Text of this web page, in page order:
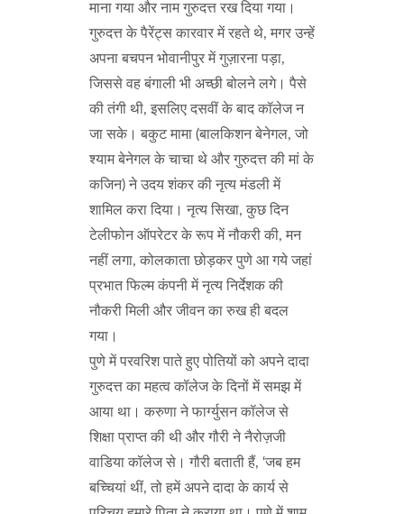
माना गया और नाम गुरुदत्त रख दिया गया।
गुरुदत्त के पैरेंट्स कारवार में रहते थे, मगर उन्हें
अपना बचपन भोवानीपुर में गुज़ारना पड़ा,
जिससे वह बंगाली भी अच्छी बोलने लगे। पैसे
की तंगी थी, इसलिए दसवीं के बाद कॉलेज न
जा सके। बकुट मामा (बालकिशन बेनेगल, जो
श्याम बेनेगल के चाचा थे और गुरुदत्त की मां के
कजिन) ने उदय शंकर की नृत्य मंडली में
शामिल करा दिया। नृत्य सिखा, कुछ दिन
टेलीफोन ऑपरेटर के रूप में नौकरी की, मन
नहीं लगा, कोलकाता छोड़कर पुणे आ गये जहां
प्रभात फिल्म कंपनी में नृत्य निर्देशक की
नौकरी मिली और जीवन का रुख ही बदल
गया।
पुणे में परवरिश पाते हुए पोतियों को अपने दादा
गुरुदत्त का महत्व कॉलेज के दिनों में समझ में
आया था। करुणा ने फार्ग्युसन कॉलेज से
शिक्षा प्राप्त की थी और गौरी ने नैरोज़जी
वाडिया कॉलेज से। गौरी बताती हैं, ‘जब हम
बच्चियां थीं, तो हमें अपने दादा के कार्य से